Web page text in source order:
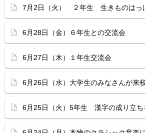
7月2日（火） ２年生 生きものはっ
6月28日（金）６年生との交流会
6月27日（木）１年生交流会
6月26日（水）大学生のみなさんが来
6月25日（火）5年生 漢字の成り立ち